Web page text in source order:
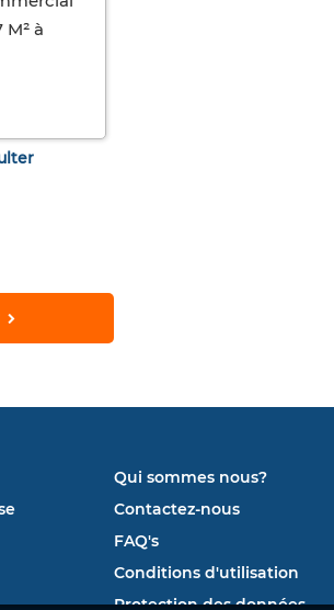
Qui sommes nous?
Contactez-nous
FAQ's
Conditions d'utilisation
Protection des données